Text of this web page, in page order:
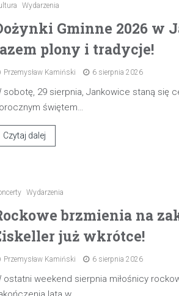
Wydarzenia
Gminne 2026 w
plony i tradycje!
Przemysław Kamiński 6 sierpnia 2026
sobotę, 29 sierpnia, Jankowice staną się
świętem…
Czytaj dalej
Wydarzenia
brzmienia na
już wkrótce!
Przemysław Kamiński 6 sierpnia 2026
ostatni weekend sierpnia miłośnicy